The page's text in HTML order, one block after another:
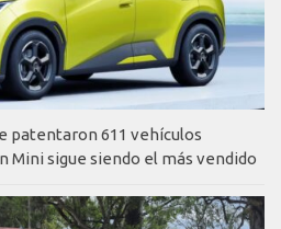
patentaron 611 vehículos
Mini sigue siendo el más vendido